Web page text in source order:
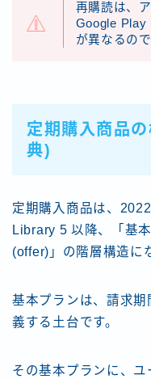
再購読は、
Google Play
が異なるの
定期購入商品
典)
定期購入商品は、
Library 5 以降、「基
(offer)」の階層構造に
基本プランは、請求
義する土台です。
その基本プランに、